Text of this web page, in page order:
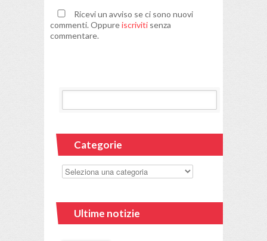
Ricevi un avviso se ci sono nuovi
commenti. Oppureiscriviti senza
commentare.
Categorie
Ultime notizie